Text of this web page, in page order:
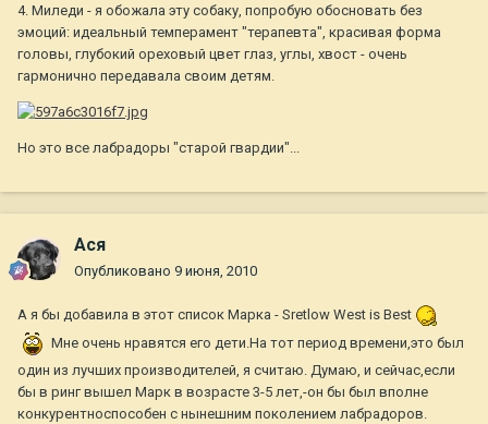
4. Миледи - я обожала эту собаку, попробую обосновать без
эмоций: идеальный темперамент "терапевта", красивая форма
головы, глубокий ореховый цвет глаз, углы, хвост - очень
гармонично передавала своим детям.
Но это все лабрадоры "старой гвардии"...
Ася
Опубликовано 9 июня, 2010
А я бы добавила в этот список Марка - Sretlow West is Best
Мне очень нравятся его дети.На тот период времени,это был
один из лучших производителей, я считаю. Думаю, и сейчас,если
бы в ринг вышел Марк в возрасте 3-5 лет,-он бы был вполне
конкурентноспособен с нынешним поколением лабрадоров.